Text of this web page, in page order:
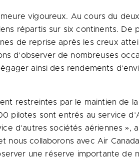
vigoureux. Au cours du
répartis sur six continents. De
de reprise après les creux
d’observer de nombreuses
ainsi des rendements
restreintes par le maintien de
pilotes sont entrés au service
d’autres sociétés aériennes
collaborons avec Air
une réserve importante de